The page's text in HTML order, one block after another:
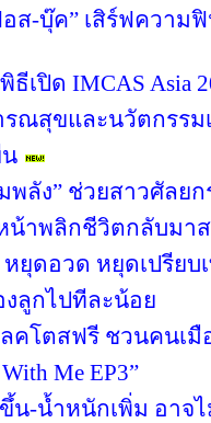
อส-บุ๊ค” เสิร์ฟความ
เปิด IMCAS Asia
ณสุขและนวัตกรรม
พลัง” ช่วยสาวศัลย
าพลิกชีวิตกลับมาส
ยุดอวด หยุดเปรีย
ลูกไปทีละน้อย
คโตสฟรี ชวนคนเ
Me EP3”
น-น้ำหนักเพิ่ม อาจ